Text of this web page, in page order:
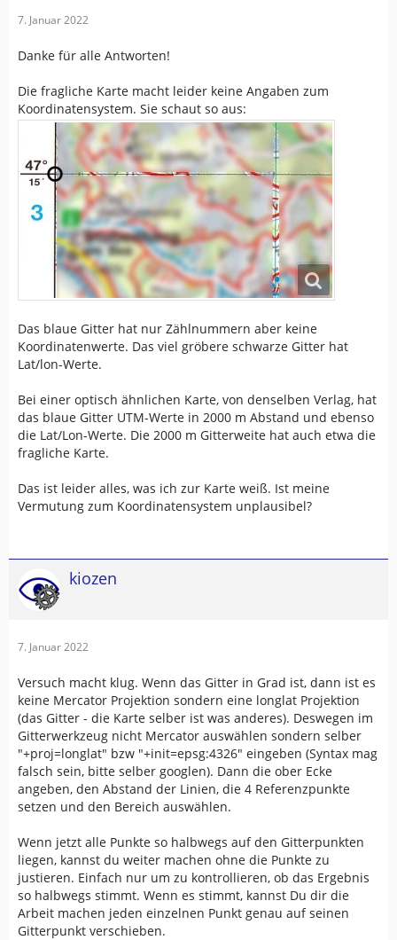
7. Januar 2022
Danke für alle Antworten!
Die fragliche Karte macht leider keine Angaben zum
Koordinatensystem. Sie schaut so aus:
Das blaue Gitter hat nur Zählnummern aber keine
Koordinatenwerte. Das viel gröbere schwarze Gitter hat
Lat/lon-Werte.
Bei einer optisch ähnlichen Karte, von denselben Verlag, hat
das blaue Gitter UTM-Werte in 2000 m Abstand und ebenso
die Lat/Lon-Werte. Die 2000 m Gitterweite hat auch etwa die
fragliche Karte.
Das ist leider alles, was ich zur Karte weiß. Ist meine
Vermutung zum Koordinatensystem unplausibel?
kiozen
7. Januar 2022
Versuch macht klug. Wenn das Gitter in Grad ist, dann ist es
keine Mercator Projektion sondern eine longlat Projektion
(das Gitter - die Karte selber ist was anderes). Deswegen im
Gitterwerkzeug nicht Mercator auswählen sondern selber
"+proj=longlat" bzw "+init=epsg:4326" eingeben (Syntax mag
falsch sein, bitte selber googlen). Dann die ober Ecke
angeben, den Abstand der Linien, die 4 Referenzpunkte
setzen und den Bereich auswählen.
Wenn jetzt alle Punkte so halbwegs auf den Gitterpunkten
liegen, kannst du weiter machen ohne die Punkte zu
justieren. Einfach nur um zu kontrollieren, ob das Ergebnis
so halbwegs stimmt. Wenn es stimmt, kannst Du dir die
Arbeit machen jeden einzelnen Punkt genau auf seinen
Gitterpunkt verschieben.